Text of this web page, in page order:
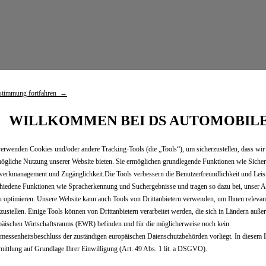
2,8 - 2,9 l/100km; CO2-Emission kombiniert: 58 - 59 g/
Aktionspreis € 35.800,- für den N°4 Pallas Plug-in Hybrid
(bei Finanzierung über die Stellantis Bank
48 Monate / 60.000 km). Gültig für
wurden gemäß der WLTP ermittelt und sind nur als
2,8 - 2,9 l/100km, CO2-Emission (kombiniert): 58 - 59
fortfahren →
WILLKOMMEN BEI DS
Cookies und/oder andere Tracking-Tools (die „Tools“), um sicherzustellen, dass
Nutzung unserer Website bieten. Sie ermöglichen grundlegende Funktionen wie
und Zugänglichkeit.Die Tools verbessern die Benutzerfreundlichkeit und
Funktionen wie Spracherkennung und Suchergebnisse und tragen so dazu bei, unser
optimieren. Unsere Website kann auch Tools von Drittanbietern verwenden, um Ihnen
Einige Tools können von Drittanbietern verarbeitet werden, die sich in Ländern
Wirtschaftsraums (EWR) befinden und für die möglicherweise noch kein
der zuständigen europäischen Datenschutzbehörden vorliegt. In diesem
auf Grundlage Ihrer Einwilligung (Art. 49 Abs. 1 lit. a DSGVO).